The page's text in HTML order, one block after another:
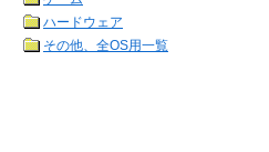
ハードウェア
その他、全OS用一覧